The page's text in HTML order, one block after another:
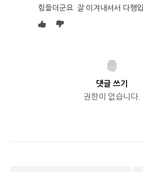
힘들더군요. 잘 이겨내셔서 다행
댓글 쓰기
권한이 없습니다.